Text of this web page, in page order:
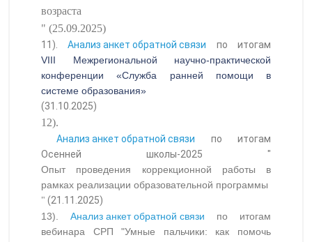
возраста
" (25.09.2025)
11).Анализ анкет обратной связи по итогам
VIII Межрегиональной научно-практической
конференции «Служба ранней помощи в
системе образования»
(31.10.2025)
12).
Анализ анкет обратной связи по итогам
Осенней школы-2025 "
Опыт проведения коррекционной работы в
рамках реализации образовательной программы
" (21.11.2025)
13). Анализ анкет обратной связи по итогам
вебинара СРП "Умные пальчики: как помочь